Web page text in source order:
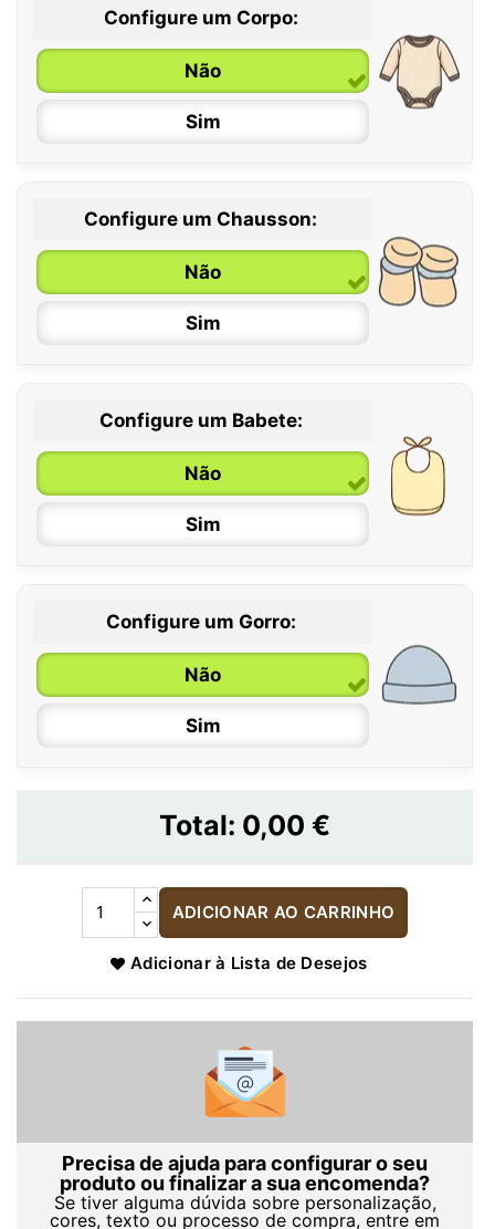
Configure um Corpo:
Não
Sim
0 / 6 meses
6 / 12 meses
12 / 18 meses
Configure um Chausson:
Não
Sim
Configure um Babete:
Não
Sim
Configure um Gorro:
Não
Sim
Total: 0,00 €
ADICIONAR AO CARRINHO
Adicionar à Lista de Desejos
Precisa de ajuda para configurar o seu
produto ou finalizar a sua encomenda?
Se tiver alguma dúvida sobre personalização,
cores, texto ou processo de compra, entre em